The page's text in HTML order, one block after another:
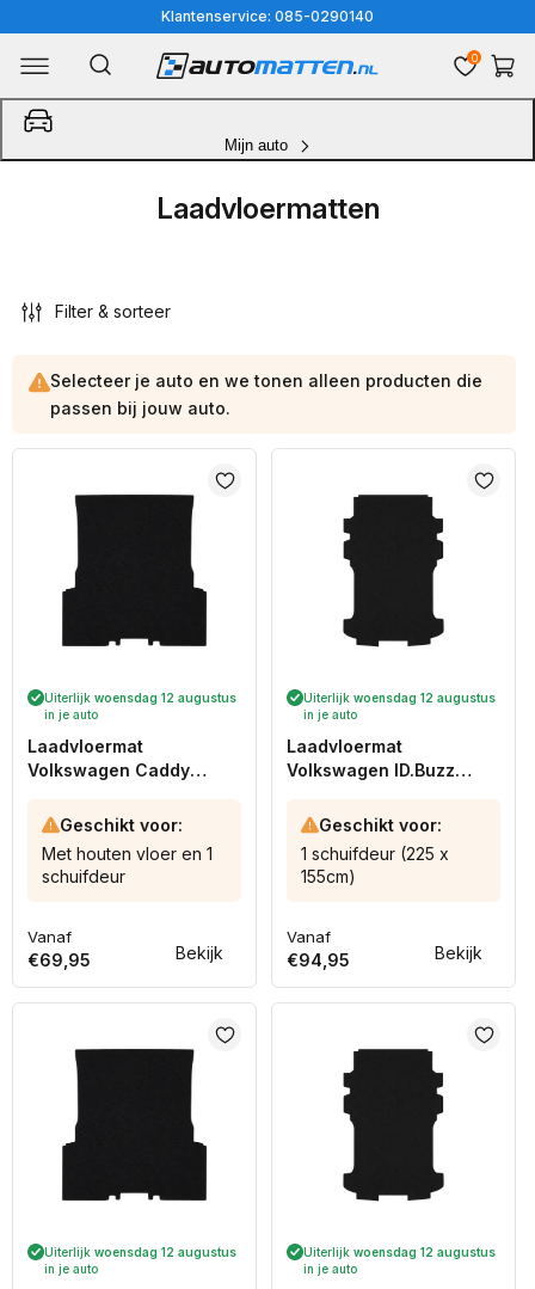
naar
content
Klantenservice: 085-0290140
Mijn auto
0
Laadvloermatten
Filter & sorteer
Selecteer je auto en we tonen alleen producten die
passen bij jouw auto.
Bekijk
Uiterlijk woensdag 12 augustus
in je auto
Laadvloermat
Volkswagen Caddy
Geschikt voor:
Met houten vloer en 1
schuifdeur
Normale
prijs
Vanaf
€69,95 Bekijk
Uiterlijk woensdag 12 augustus
in je auto
Laadvloermat
Volkswagen ID.Buzz
Geschikt voor:
1 schuifdeur (225 x
155cm)
Normale
prijs
Vanaf
€94,95
Uiterlijk woensdag 12 augustus
in je auto
Uiterlijk woensdag 12 augustus
in je auto